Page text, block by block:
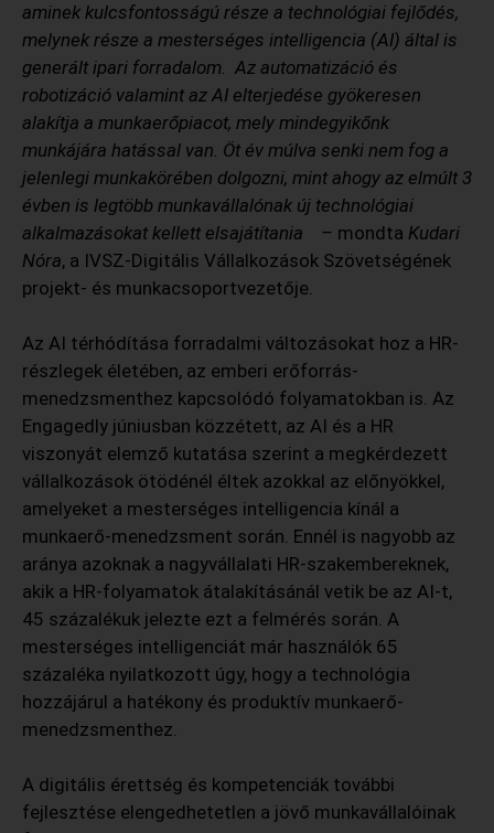
aminek kulcsfontosságú része a technológiai fejlődés,
melynek része a mesterséges intelligencia (AI) által is
generált ipari forradalom. Az automatizáció és
robotizáció valamint az AI elterjedése gyökeresen
alakítja a munkaerőpiacot, mely mindegyikőnk
munkájára hatással van. Öt év múlva senki nem fog a
jelenlegi munkakörében dolgozni, mint ahogy az elmúlt 3
évben is legtöbb munkavállalónak új technológiai
alkalmazásokat kellett elsajátítania – mondta Kudari
Nóra, a IVSZ-Digitális Vállalkozások Szövetségének
projekt- és munkacsoportvezetője.
Az AI térhódítása forradalmi változásokat hoz a HR-
részlegek életében, az emberi erőforrás-
menedzsmenthez kapcsolódó folyamatokban is. Az
Engagedly júniusban közzétett, az AI és a HR
viszonyát elemző kutatása szerint a megkérdezett
vállalkozások ötödénél éltek azokkal az előnyökkel,
amelyeket a mesterséges intelligencia kínál a
munkaerő-menedzsment során. Ennél is nagyobb az
aránya azoknak a nagyvállalati HR-szakembereknek,
akik a HR-folyamatok átalakításánál vetik be az AI-t,
45 százalékuk jelezte ezt a felmérés során. A
mesterséges intelligenciát már használók 65
százaléka nyilatkozott úgy, hogy a technológia
hozzájárul a hatékony és produktív munkaerő-
menedzsmenthez.
A digitális érettség és kompetenciák további
fejlesztése elengedhetetlen a jövő munkavállalóinak